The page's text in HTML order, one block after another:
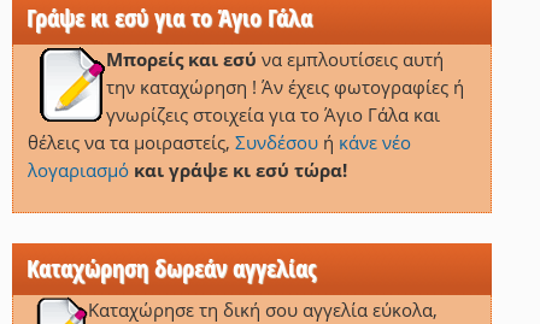
Γράψε κι εσύ για το Άγιο Γάλα
Μπορείς και εσύ να εμπλουτίσεις αυτή
την καταχώρηση ! Άν έχεις φωτογραφίες ή
γνωρίζεις στοιχεία για το Άγιο Γάλα και
θέλεις να τα μοιραστείς, Συνδέσουή κάνε νέο
λογαριασμό και γράψε κι εσύ τώρα!
Καταχώρηση δωρεάν αγγελίας
Καταχώρησε τη δική σου αγγελία εύκολα,